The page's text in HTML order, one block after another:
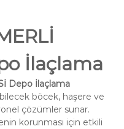
İlaçlama
Depo İlaçlama
böcek, haşere ve
çözümler sunar.
korunması için etkili